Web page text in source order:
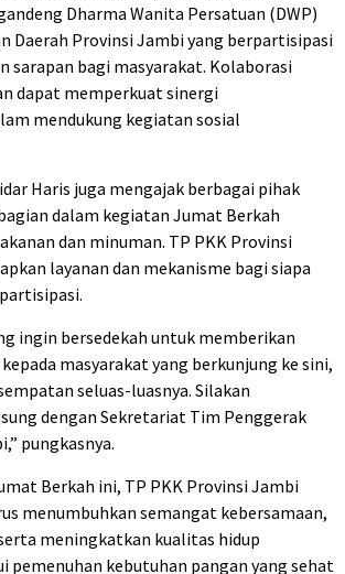
Dharma Wanita Persatuan (DWP)
Daerah Provinsi Jambi yang berpartisipasi
sarapan bagi masyarakat. Kolaborasi
dapat memperkuat sinergi
mendukung kegiatan sosial
Haris juga mengajak berbagai pihak
dalam kegiatan Jumat Berkah
dan minuman. TP PKK Provinsi
layanan dan mekanisme bagi siapa
ingin bersedekah untuk memberikan
masyarakat yang berkunjung ke sini,
seluas-luasnya. Silakan
dengan Sekretariat Tim Penggerak
pungkasnya.
Berkah ini, TP PKK Provinsi Jambi
menumbuhkan semangat kebersamaan,
meningkatkan kualitas hidup
pemenuhan kebutuhan pangan yang sehat